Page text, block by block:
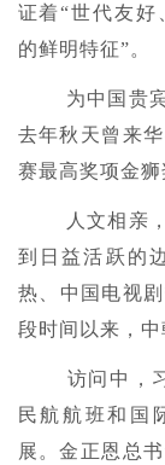
证着“世代友好
的鲜明特征”。
为中国贵
去年秋天曾来
赛最高奖项金狮
人文相亲
到日益活跃的
热、中国电视
段时间以来，中
访问中，
民航航班和国
展。金正恩总